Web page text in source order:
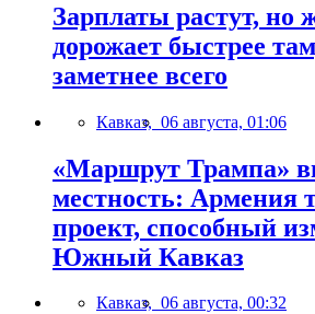
Зарплаты растут, но
дорожает быстрее
заметнее всего
Кавказ, 06 августа, 01:06
«Маршрут Трампа»
местность: Армения
проект, способный
Южный Кавказ
Кавказ, 06 августа, 00:32